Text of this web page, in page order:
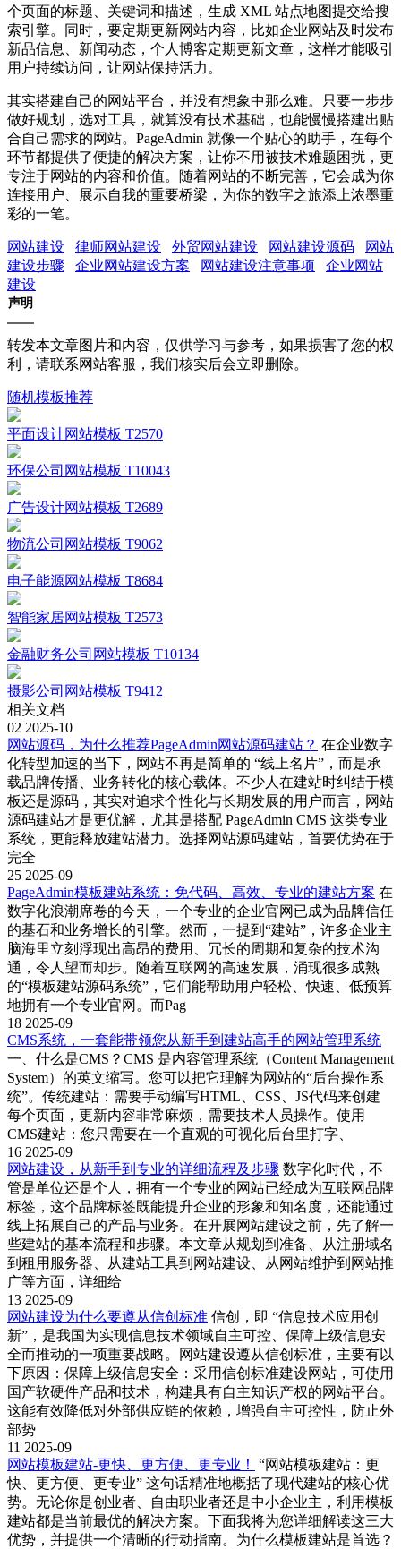
个页面的标题、关键词和描述，生成 XML 站点地图提交给搜
索引擎。同时，要定期更新网站内容，比如企业网站及时发布
新品信息、新闻动态，个人博客定期更新文章，这样才能吸引
用户持续访问，让网站保持活力。
其实搭建自己的网站平台，并没有想象中那么难。只要一步步
做好规划，选对工具，就算没有技术基础，也能慢慢搭建出贴
合自己需求的网站。PageAdmin 就像一个贴心的助手，在每个
环节都提供了便捷的解决方案，让你不用被技术难题困扰，更
专注于网站的内容和价值。随着网站的不断完善，它会成为你
连接用户、展示自我的重要桥梁，为你的数字之旅添上浓墨重
彩的一笔。
网站建设 律师网站建设 外贸网站建设 网站建设源码
网站
建设步骤
企业网站建设方案 网站建设注意事项
企业网站
建设
声明
转发本文章图片和内容，仅供学习与参考，如果损害了您的权
利，请联系网站客服，我们核实后会立即删除。
随机模板推荐
平面设计网站模板 T2570
环保公司网站模板 T10043
广告设计网站模板 T2689
物流公司网站模板 T9062
电子能源网站模板 T8684
智能家居网站模板 T2573
金融财务公司网站模板 T10134
摄影公司网站模板 T9412
相关文档
02 2025-10
网站源码，为什么推荐PageAdmin网站源码建站？ 在企业数字
化转型加速的当下，网站不再是简单的 “线上名片”，而是承
载品牌传播、业务转化的核心载体。不少人在建站时纠结于模
板还是源码，其实对追求个性化与长期发展的用户而言，网站
源码建站才是更优解，尤其是搭配 PageAdmin CMS 这类专业
系统，更能释放建站潜力。选择网站源码建站，首要优势在于
完全
25 2025-09
PageAdmin模板建站系统：免代码、高效、专业的建站方案 在
数字化浪潮席卷的今天，一个专业的企业官网已成为品牌信任
的基石和业务增长的引擎。然而，一提到“建站”，许多企业主
脑海里立刻浮现出高昂的费用、冗长的周期和复杂的技术沟
通，令人望而却步。随着互联网的高速发展，涌现很多成熟
的“模板建站源码系统”，它们能帮助用户轻松、快速、低预算
地拥有一个专业官网。而Pag
18 2025-09
CMS系统，一套能带领您从新手到建站高手的网站管理系统
一、什么是CMS？CMS 是内容管理系统（Content Management
System）的英文缩写。您可以把它理解为网站的“后台操作系
统”。传统建站：需要手动编写HTML、CSS、JS代码来创建
每个页面，更新内容非常麻烦，需要技术人员操作。使用
CMS建站：您只需要在一个直观的可视化后台里打字、
16 2025-09
网站建设，从新手到专业的详细流程及步骤 数字化时代，不
管是单位还是个人，拥有一个专业的网站已经成为互联网品牌
标签，这个品牌标签既能提升企业的形象和知名度，还能通过
线上拓展自己的产品与业务。在开展网站建设之前，先了解一
些建站的基本流程和步骤。本文章从规划到准备、从注册域名
到租用服务器、从建站工具到网站建设、从网站维护到网站推
广等方面，详细给
13 2025-09
网站建设为什么要遵从信创标准 信创，即 “信息技术应用创
新”，是我国为实现信息技术领域自主可控、保障上级信息安
全而推动的一项重要战略。网站建设遵从信创标准，主要有以
下原因：保障上级信息安全：采用信创标准建设网站，可使用
国产软硬件产品和技术，构建具有自主知识产权的网站平台。
这能有效降低对外部供应链的依赖，增强自主可控性，防止外
部势
11 2025-09
网站模板建站-更快、更方便、更专业！
“网站模板建站：更
快、更方便、更专业” 这句话精准地概括了现代建站的核心优
势。无论你是创业者、自由职业者还是中小企业主，利用模板
建站都是当前最优的解决方案。下面我将为您详细解读这三大
优势，并提供一个清晰的行动指南。为什么模板建站是首选？